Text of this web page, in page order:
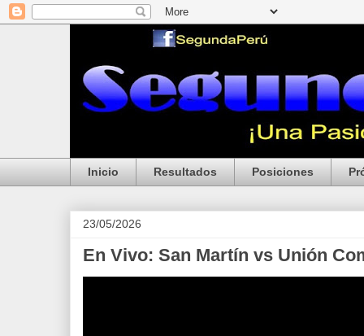
Inicio Resultados Posiciones
23/05/2026
En Vivo: San Martín vs Unión